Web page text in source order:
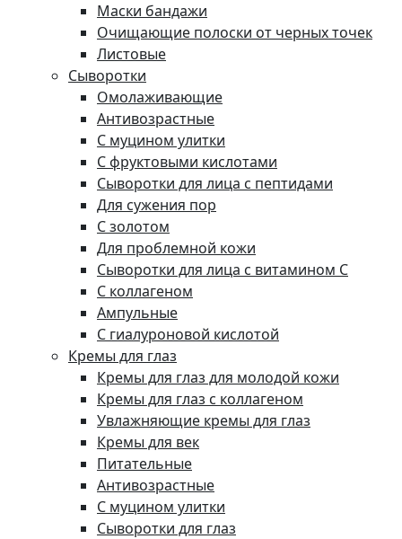
Маски бандажи
Очищающие полоски от черных точек
Листовые
Сыворотки
Омолаживающие
Антивозрастные
С муцином улитки
С фруктовыми кислотами
Сыворотки для лица с пептидами
Для сужения пор
С золотом
Для проблемной кожи
Сыворотки для лица с витамином C
С коллагеном
Ампульные
С гиалуроновой кислотой
Кремы для глаз
Кремы для глаз для молодой кожи
Кремы для глаз с коллагеном
Увлажняющие кремы для глаз
Кремы для век
Питательные
Антивозрастные
С муцином улитки
Сыворотки для глаз